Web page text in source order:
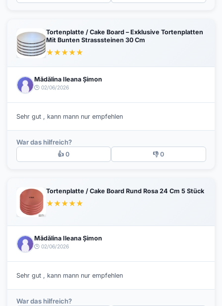
Tortenplatte / Cake Board – Exklusive Tortenplatten
Mit Bunten Strasssteinen 30 Cm
★★★★★
Mădălina Ileana Șimon
🕒 02/06/2026
Sehr gut , kann mann nur empfehlen
War das hilfreich?
👍 0 👎 0
Tortenplatte / Cake Board Rund Rosa 24 Cm 5 Stück
★★★★★
Mădălina Ileana Șimon
🕒 02/06/2026
Sehr gut , kann mann nur empfehlen
War das hilfreich?